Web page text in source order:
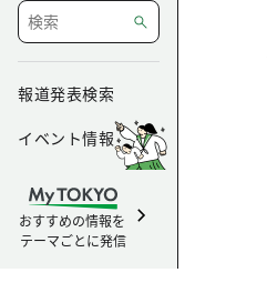
報道発表検索
イベント情報
おすすめの情報を
テーマごとに発信